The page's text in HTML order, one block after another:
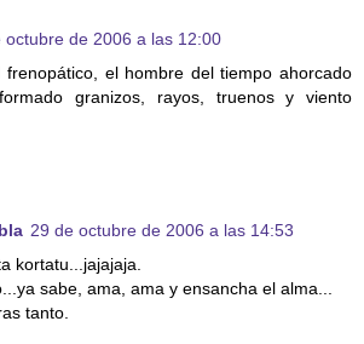
octubre de 2006 a las 12:00
frenopático, el hombre del tiempo ahorcado
granizos, rayos, truenos y viento
29 de octubre de 2006 a las 14:53
kortatu...jajajaja.
sabe, ama, ama y ensancha el alma...
tanto.